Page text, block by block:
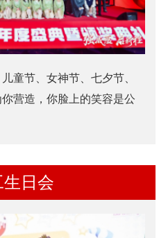
童节、女神节、七夕节、
营造，你脸上的笑容是公
生日会